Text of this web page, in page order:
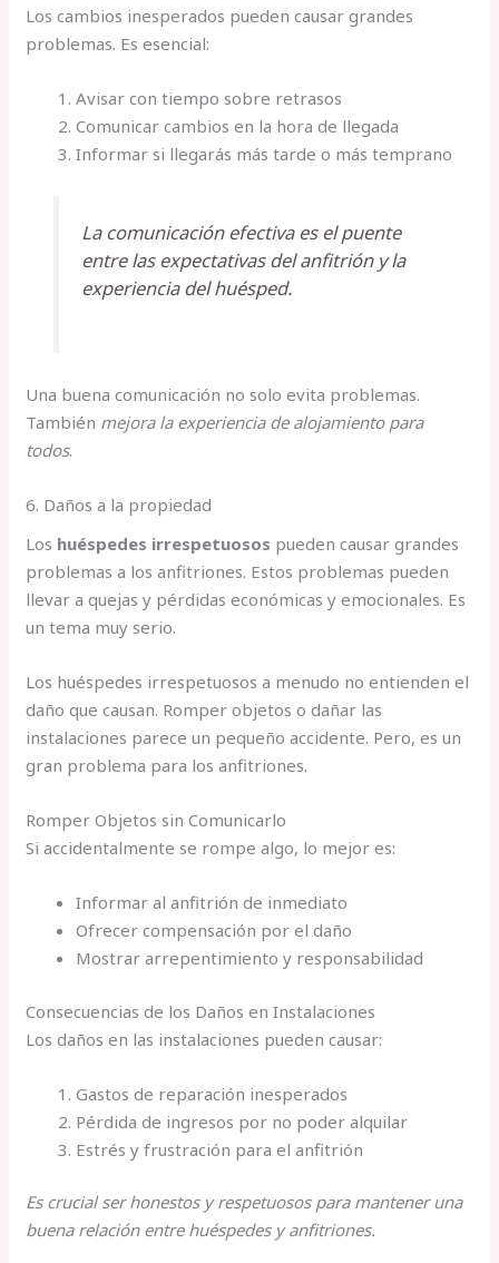
Los cambios inesperados pueden causar grandes
problemas. Es esencial:
Avisar con tiempo sobre retrasos
Comunicar cambios en la hora de llegada
Informar si llegarás más tarde o más temprano
La comunicación efectiva es el puente
entre las expectativas del anfitrión y la
experiencia del huésped.
Una buena comunicación no solo evita problemas.
También mejora la experiencia de alojamiento para
todos.
6. Daños a la propiedad
Los huéspedes irrespetuosos pueden causar grandes
problemas a los anfitriones. Estos problemas pueden
llevar a quejas y pérdidas económicas y emocionales. Es
un tema muy serio.
Los huéspedes irrespetuosos a menudo no entienden el
daño que causan. Romper objetos o dañar las
instalaciones parece un pequeño accidente. Pero, es un
gran problema para los anfitriones.
Romper Objetos sin Comunicarlo
Si accidentalmente se rompe algo, lo mejor es:
Informar al anfitrión de inmediato
Ofrecer compensación por el daño
Mostrar arrepentimiento y responsabilidad
Consecuencias de los Daños en Instalaciones
Los daños en las instalaciones pueden causar:
Gastos de reparación inesperados
Pérdida de ingresos por no poder alquilar
Estrés y frustración para el anfitrión
Es crucial ser honestos y respetuosos para mantener una
buena relación entre huéspedes y anfitriones.